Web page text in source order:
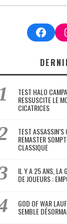
TEST HALO
RESSUSCITE LE
CICATRICES
TEST
REMASTER
CLASSIQUE
IL Y A 25 ANS, LA
DE JOUEURS :
GOD OF WAR
SEMBLE